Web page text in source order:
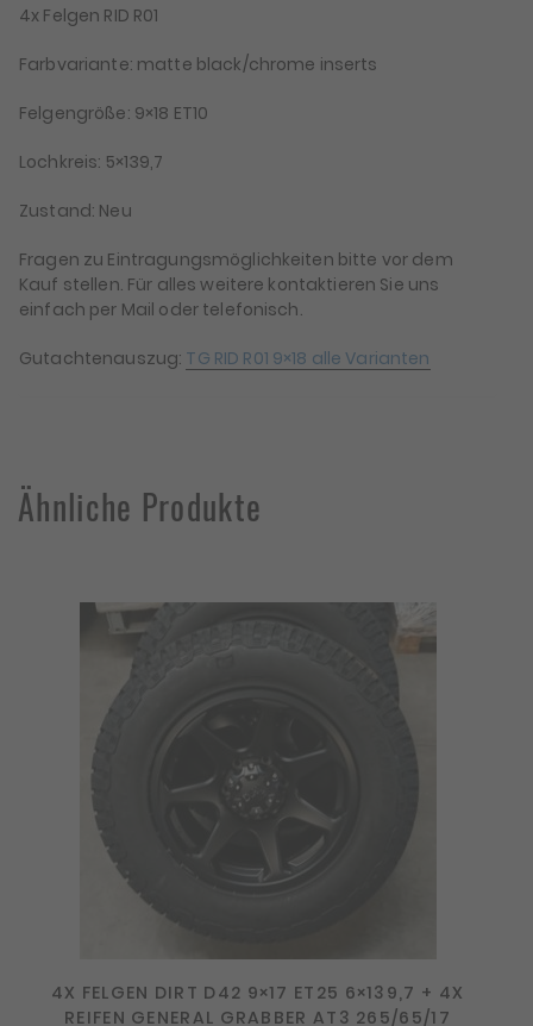
4x Felgen RID R01
Farbvariante: matte black/chrome inserts
Felgengröße: 9×18 ET10
Lochkreis: 5×139,7
Zustand: Neu
Fragen zu Eintragungsmöglichkeiten bitte vor dem
Kauf stellen. Für alles weitere kontaktieren Sie uns
einfach per Mail oder telefonisch.
Gutachtenauszug: TG RID R01 9×18 alle Varianten
Ähnliche Produkte
4X FELGEN DIRT D42 9×17 ET25 6×139,7 + 4X
REIFEN GENERAL GRABBER AT3 265/65/17